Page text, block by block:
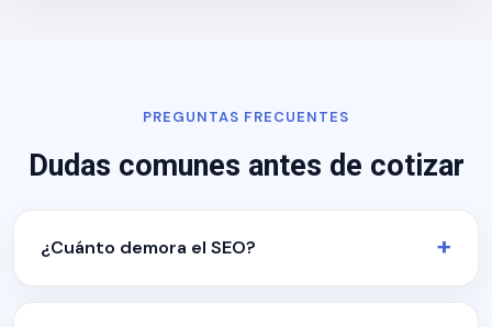
PREGUNTAS FRECUENTES
Dudas comunes antes de cotizar
¿Cuánto demora el SEO?